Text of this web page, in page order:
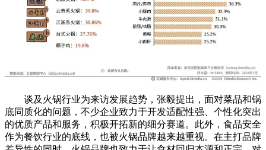
谈及火锅行业为来访发展趋势，张毅提出，面对菜品和锅
底同质化的问题，不少企业致力于开发适配性强、个性化突出
的优质产品和服务，积极开拓新的细分赛道。此外，食品安全
作为餐饮行业的底线，也被火锅品牌越来越重视。在主打品牌